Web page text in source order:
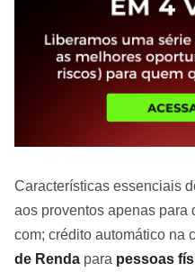
Características essenciais
aos proventos apenas para
com; crédito automático na
de Renda para pessoas